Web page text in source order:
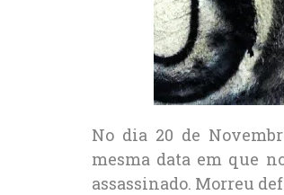
No dia 20 de
mesma data em que
assassinado. Morreu